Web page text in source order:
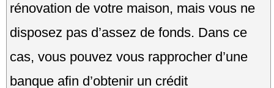
rénovation de votre maison, mais vous ne
disposez pas d’assez de fonds. Dans ce
cas, vous pouvez vous rapprocher d’une
banque afin d’obtenir un crédit